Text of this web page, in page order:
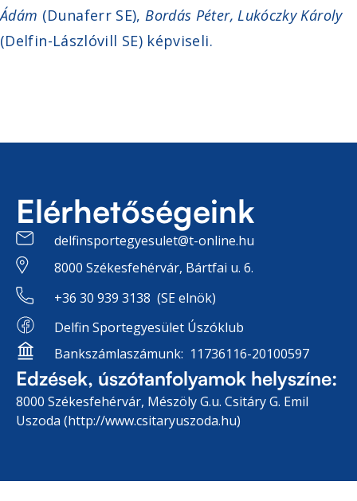
Ádám (Dunaferr SE),Bordás Péter, Lukóczky Károly
(Delfin-Lászlóvill SE) képviseli.
Elérhetőségeink
delfinsportegyesulet@t-online.hu
8000 Székesfehérvár, Bártfai u. 6.
+36 30 939 3138 (SE elnök)
Delfin Sportegyesület Úszóklub
Bankszámlaszámunk: 11736116-20100597
Edzések, úszótanfolyamok helyszíne:
8000 Székesfehérvár, Mészöly G.u. Csitáry G. Emil
Uszoda (http://www.csitaryuszoda.hu)